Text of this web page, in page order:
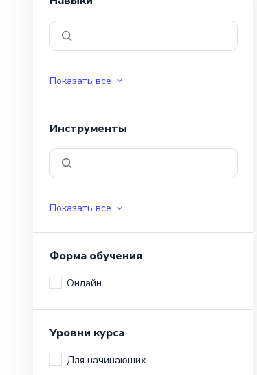
Показать все
Инструменты
Показать все
Форма обучения
Онлайн
Уровни курса
Для начинающих